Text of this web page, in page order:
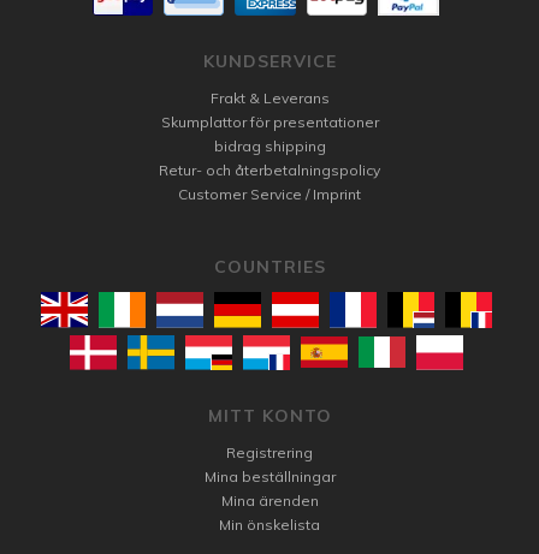
KUNDSERVICE
Frakt & Leverans
Skumplattor för presentationer
bidrag shipping
Retur- och återbetalningspolicy
Customer Service / Imprint
COUNTRIES
MITT KONTO
Registrering
Mina beställningar
Mina ärenden
Min önskelista